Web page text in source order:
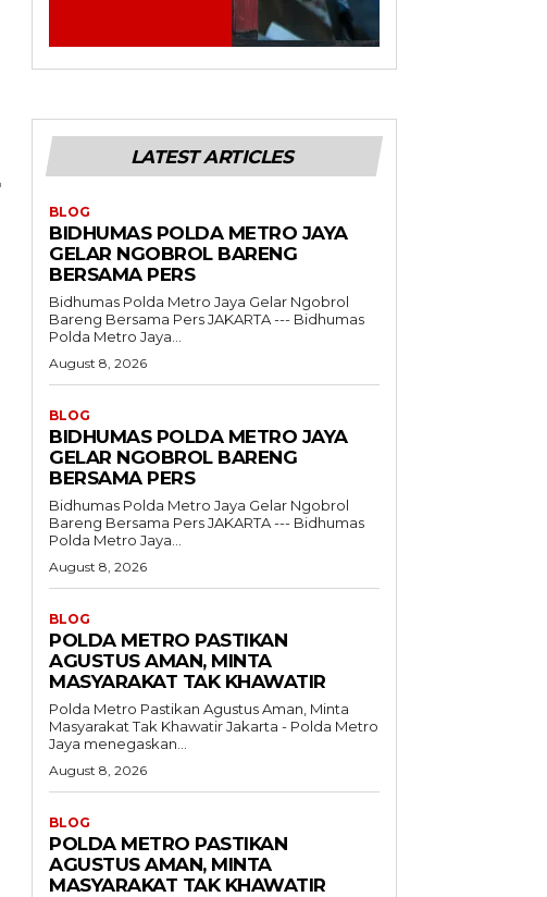
LATEST ARTICLES
BLOG
BIDHUMAS POLDA METRO JAYA
GELAR NGOBROL BARENG
BERSAMA PERS
Bidhumas Polda Metro Jaya Gelar Ngobrol
Bareng Bersama Pers JAKARTA --- Bidhumas
Polda Metro Jaya...
August 8, 2026
BLOG
BIDHUMAS POLDA METRO JAYA
GELAR NGOBROL BARENG
BERSAMA PERS
Bidhumas Polda Metro Jaya Gelar Ngobrol
Bareng Bersama Pers JAKARTA --- Bidhumas
Polda Metro Jaya...
August 8, 2026
BLOG
POLDA METRO PASTIKAN
AGUSTUS AMAN, MINTA
MASYARAKAT TAK KHAWATIR
Polda Metro Pastikan Agustus Aman, Minta
Masyarakat Tak Khawatir Jakarta - Polda Metro
Jaya menegaskan...
August 8, 2026
BLOG
POLDA METRO PASTIKAN
AGUSTUS AMAN, MINTA
MASYARAKAT TAK KHAWATIR